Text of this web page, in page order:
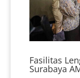
Fasilitas
Surabaya